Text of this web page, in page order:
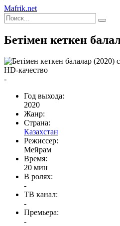
Mafrik.net
Бетімен кеткен
HD-качество
-
Год выхода:
2020
Жанр:
Страна:
Казахстан
Режиссер:
Мейрам
Время:
20 мин
В ролях:
-
ТВ канал:
-
Премьера:
-